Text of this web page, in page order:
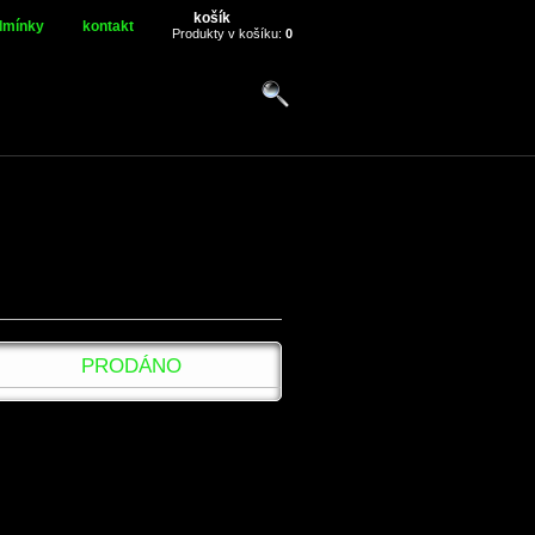
kontakt košík
Produkty v košíku: 0
PRODÁNO